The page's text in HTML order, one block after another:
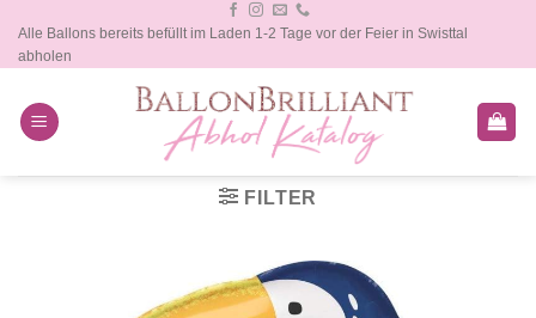
Inhalt
springen
Alle Ballons bereits befüllt im Laden 1-2 Tage vor der Feier in Swisttal
abholen
FILTER